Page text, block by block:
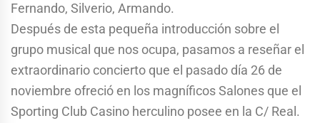
Fernando, Silverio, Armando.
Después de esta pequeña introducción sobre el
grupo musical que nos ocupa, pasamos a reseñar el
extraordinario concierto que el pasado día 26 de
noviembre ofreció en los magníficos Salones que el
Sporting Club Casino herculino posee en la C/ Real.